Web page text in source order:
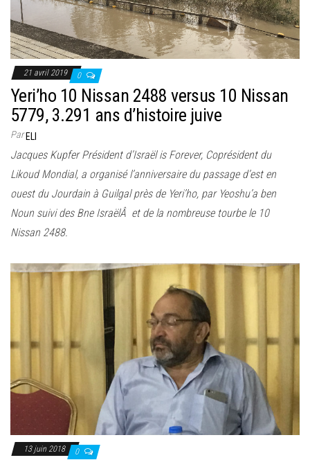
r
l
a
v
21 avril 2019 0
Yeri’ho 10 Nissan 2488 versus 10 Nissan
5779, 3.291 ans d’histoire juive
ParELI
Jacques Kupfer Président d’Israël is Forever, Coprésident du
Likoud Mondial, a organisé l’anniversaire du passage d’est en
ouest du Jourdain à Guilgal près de Yeri’ho, par Yeoshu’a ben
Noun suivi des Bne IsraëlÂ et de la nombreuse tourbe le 10
Nissan 2488.
13 juin 2018 0